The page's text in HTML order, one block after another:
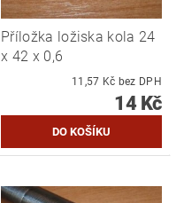
Příložka ložiska kola 24
x 42 x 0,6
11,57 Kč bez DPH
14 Kč